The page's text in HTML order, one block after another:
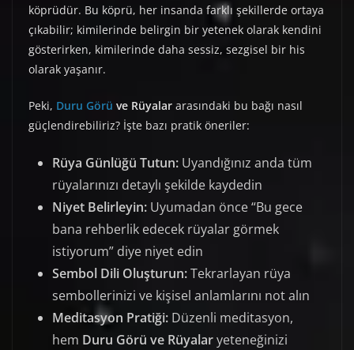
köprüdür. Bu köprü, her insanda farklı şekillerde ortaya
çıkabilir; kimilerinde belirgin bir yetenek olarak kendini
gösterirken, kimilerinde daha sessiz, sezgisel bir his
olarak yaşanır.
Peki, Duru Görü ve Rüyalar arasındaki bu bağı nasıl
güçlendirebiliriz? İşte bazı pratik öneriler:
Rüya Günlüğü Tutun: Uyandığınız anda tüm
rüyalarınızı detaylı şekilde kaydedin
Niyet Belirleyin: Uyumadan önce “Bu gece
bana rehberlik edecek rüyalar görmek
istiyorum” diye niyet edin
Sembol Dili Oluşturun:Tekrarlayan rüya
sembollerinizi ve kişisel anlamlarını not alın
Meditasyon Pratiği: Düzenli meditasyon,
hem Duru Görü ve Rüyalaryeteneğinizi